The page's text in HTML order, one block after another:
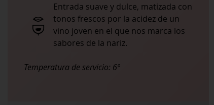
Entrada suave y dulce, matizada con
tonos frescos por la acidez de un
vino joven en el que nos marca los
sabores de la nariz.
Temperatura de servicio: 6º